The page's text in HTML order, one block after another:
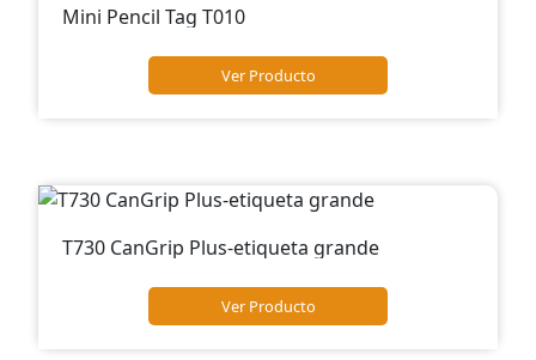
Mini Pencil Tag T010
Ver Producto
T730 CanGrip Plus-etiqueta grande
Ver Producto